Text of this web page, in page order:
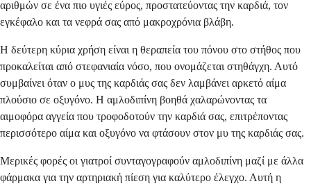
αριθμών σε ένα πιο υγιές εύρος, προστατεύοντας την καρδιά, τον
εγκέφαλο και τα νεφρά σας από μακροχρόνια βλάβη.
Η δεύτερη κύρια χρήση είναι η θεραπεία του πόνου στο στήθος που
προκαλείται από στεφανιαία νόσο, που ονομάζεται στηθάγχη. Αυτό
συμβαίνει όταν ο μυς της καρδιάς σας δεν λαμβάνει αρκετό αίμα
πλούσιο σε οξυγόνο. Η αμλοδιπίνη βοηθά χαλαρώνοντας τα
αιμοφόρα αγγεία που τροφοδοτούν την καρδιά σας, επιτρέποντας
περισσότερο αίμα και οξυγόνο να φτάσουν στον μυ της καρδιάς σας.
Μερικές φορές οι γιατροί συνταγογραφούν αμλοδιπίνη μαζί με άλλα
φάρμακα για την αρτηριακή πίεση για καλύτερο έλεγχο. Αυτή η